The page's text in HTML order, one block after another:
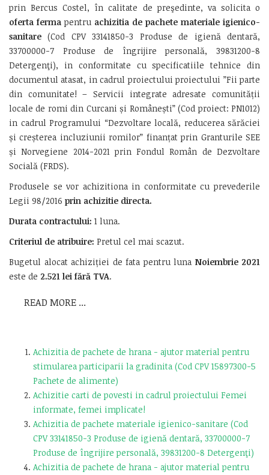
prin Bercus Costel, în calitate de preşedinte, va solicita o
oferta ferma pentru achizitia de pachete materiale igienico-
sanitare (Cod CPV 33141850-3 Produse de igienă dentară,
33700000-7 Produse de îngrijire personală, 39831200-8
Detergenţi), in conformitate cu specificatiile tehnice din
documentul atasat, in cadrul proiectului proiectului ”Fii parte
din comunitate! – Servicii integrate adresate comunității
locale de romi din Curcani și Românești” (Cod proiect: PN1012)
in cadrul Programului “Dezvoltare locală, reducerea sărăciei
și creșterea incluziunii romilor” finanțat prin Granturile SEE
și Norvegiene 2014-2021 prin Fondul Român de Dezvoltare
Socială (FRDS).
Produsele se vor achizitiona in conformitate cu prevederile
Legii 98/2016 prin achizitie directa.
Durata contractului: 1 luna.
Criteriul de atribuire: Pretul cel mai scazut.
Bugetul alocat achiziției de fata pentru luna Noiembrie 2021
este de 2.521 lei fără TVA.
READ MORE ...
Achizitia de pachete de hrana - ajutor material pentru
stimularea participarii la gradinita (Cod CPV 15897300-5
Pachete de alimente)
Achizitie carti de povesti in cadrul proiectului Femei
informate, femei implicate!
Achizitia de pachete materiale igienico-sanitare (Cod
CPV 33141850-3 Produse de igienă dentară, 33700000-7
Produse de îngrijire personală, 39831200-8 Detergenţi)
Achizitia de pachete de hrana - ajutor material pentru